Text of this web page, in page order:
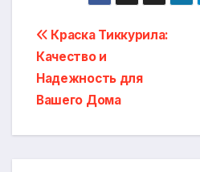
Навигация
по
записям
Краска Тиккурила:
Качество и
Надежность для
Вашего Дома